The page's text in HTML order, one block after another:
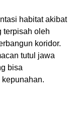
habitat akibat
terpisah oleh
koridor.
tutul jawa
bisa